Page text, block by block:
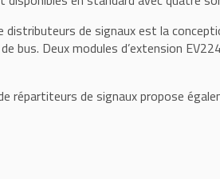
distributeurs de signaux est la
bus. Deux modules d’extension
répartiteurs de signaux propose